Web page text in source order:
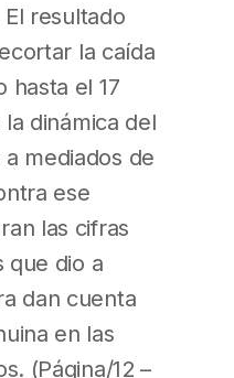
resultado
la caída
hasta el 17
dinámica del
mediados de
ese
las cifras
que dio a
dan cuenta
en las
(Página/12 –